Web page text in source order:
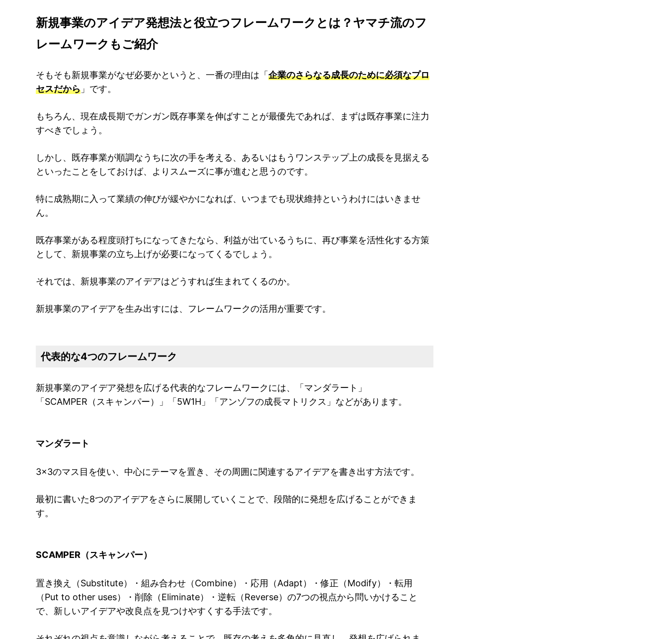
新規事業のアイデア発想法と役立つフレームワークとは？ヤマチ流のフ
レームワークもご紹介
そもそも新規事業がなぜ必要かというと、一番の理由は「 企業のさらなる成長のために必須なプロ
セスだから 」です。
もちろん、現在成長期でガンガン既存事業を伸ばすことが最優先であれば、まずは既存事業に注力
すべきでしょう。
しかし、既存事業が順調なうちに次の手を考える、あるいはもうワンステップ上の成長を見据える
といったことをしておけば、よりスムーズに事が進むと思うのです。
特に成熟期に入って業績の伸びが緩やかになれば、いつまでも現状維持というわけにはいきませ
ん。
既存事業がある程度頭打ちになってきたなら、利益が出ているうちに、再び事業を活性化する方策
として、新規事業の立ち上げが必要になってくるでしょう。
それでは、新規事業のアイデアはどうすれば生まれてくるのか。
新規事業のアイデアを生み出すには、フレームワークの活用が重要です。
代表的な4つのフレームワーク
新規事業のアイデア発想を広げる代表的なフレームワークには、「マンダラート」
「SCAMPER（スキャンパー）」「5W1H」「アンゾフの成長マトリクス」などがあります。
マンダラート
3×3のマス目を使い、中心にテーマを置き、その周囲に関連するアイデアを書き出す方法です。
最初に書いた8つのアイデアをさらに展開していくことで、段階的に発想を広げることができま
す。
SCAMPER（スキャンパー）
置き換え（Substitute）・組み合わせ（Combine）・応用（Adapt）・修正（Modify）・転用
（Put to other uses）・削除（Eliminate）・逆転（Reverse）の7つの視点から問いかけること
で、新しいアイデアや改良点を見つけやすくする手法です。